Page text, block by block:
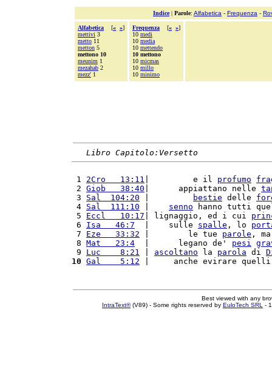
Indice| Parole: Alfabetica - Frequenza -
Alfabetica [« »]
mettivi 3
metto 11
metton 5
mettono 10
meunim 1
mezahab 2
mezz' 1
Frequenza [« »]
10 medi
10 media
10 mettendo
10 mettono
10 micmas
10 millo
10 minimo
Libro Capitolo:Versetto
1 2Cro   13:11 |         e il profumo
2 Giob   38:40 |      appiattano nelle
3 Sal  104:20 bestie delle
4 Sal  111:10 senno hanno tutti
5 Eccl   10:17 | lignaggio, ed i cui
6 Isa   46:7
  |    sulle
spalle , lo
7 Eze   33:32 |        le tue parole ,
8 Mat   23:4
  |      legano de'
pesi
9 Luc    8:21 ascoltano la parola di
10 Gal    5:12 |     anche evirare
Best viewed with any
IntraText®(V89) - Some rights reserved by EuloTech SRL -